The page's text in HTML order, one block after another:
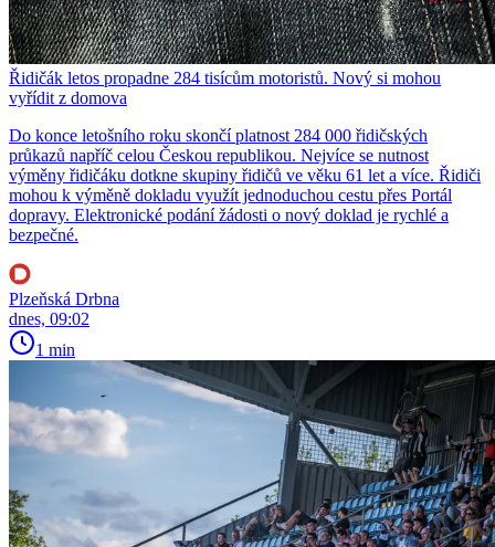
Řidičák letos propadne 284 tisícům motoristů. Nový si mohou
vyřídit z domova
Do konce letošního roku skončí platnost 284 000 řidičských
průkazů napříč celou Českou republikou. Nejvíce se nutnost
výměny řidičáku dotkne skupiny řidičů ve věku 61 let a více. Řidiči
mohou k výměně dokladu využít jednoduchou cestu přes Portál
dopravy. Elektronické podání žádosti o nový doklad je rychlé a
bezpečné.
Plzeňská Drbna
dnes, 09:02
1 min